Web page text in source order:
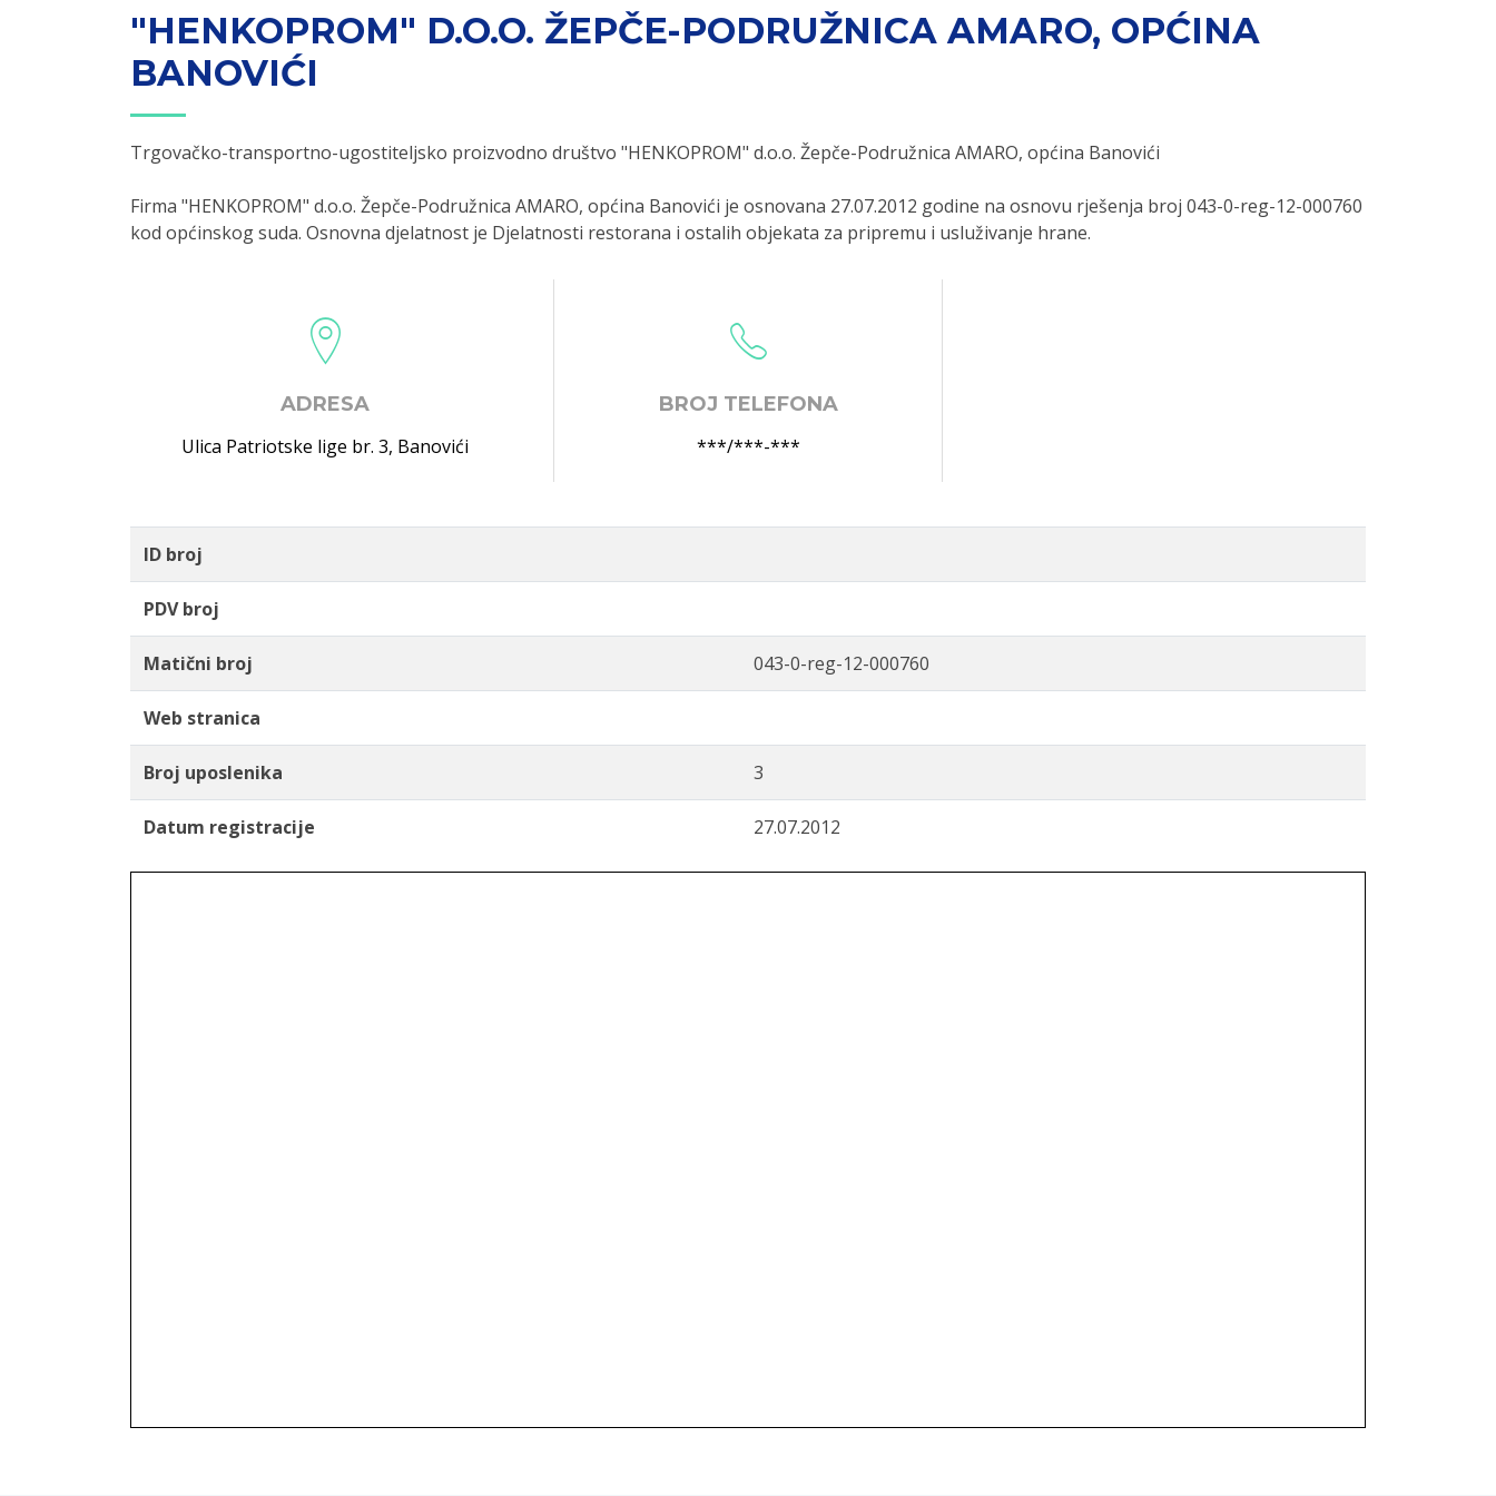
"HENKOPROM" D.O.O. ŽEPČE-PODRUŽNICA AMARO, OPĆINA
BANOVIĆI
Trgovačko-transportno-ugostiteljsko proizvodno društvo "HENKOPROM" d.o.o. Žepče-Podružnica AMARO, općina Banovići
Firma "HENKOPROM" d.o.o. Žepče-Podružnica AMARO, općina Banovići je osnovana 27.07.2012 godine na osnovu rješenja broj 043-0-reg-12-000760
kod općinskog suda. Osnovna djelatnost je Djelatnosti restorana i ostalih objekata za pripremu i usluživanje hrane.
ADRESA
Ulica Patriotske lige br. 3, Banovići
BROJ TELEFONA
***/***-***
ID broj
PDV broj
Matični broj 043-0-reg-12-000760
Web stranica
Broj uposlenika 3
Datum registracije 27.07.2012